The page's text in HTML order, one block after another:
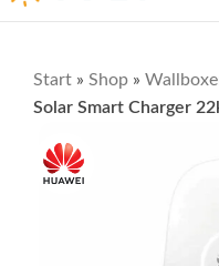
Start » Shop »
Solar Smart Charger